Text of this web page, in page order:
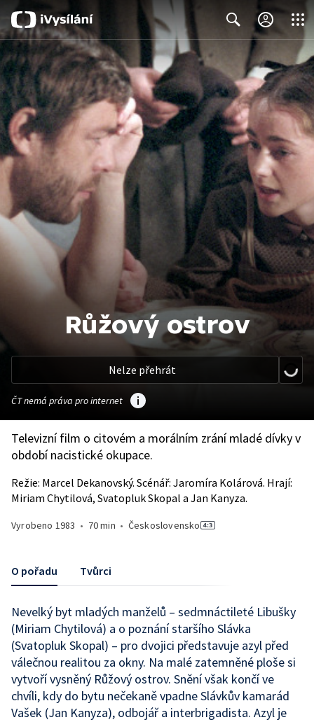
Close
Růžový ostrov
Nelze přehrát
ČT nemá práva pro internet
Televizní film o citovém a morálním zrání mladé dívky v
období nacistické okupace.
Režie: Marcel Dekanovský. Scénář: Jaromíra Kolárová. Hrají:
Miriam Chytilová, Svatopluk Skopal a Jan Kanyza.
Vyrobeno 1983 • 70 min • Československo
O pořadu Tvůrci
Nevelký byt mladých manželů – sedmnáctileté Libušky
(Miriam Chytilová) a o poznání staršího Slávka
(Svatopluk Skopal) – pro dvojici představuje azyl před
válečnou realitou za okny. Na malé zatemněné ploše si
vytvoří vysněný Růžový ostrov. Snění však končí ve
chvíli, kdy do bytu nečekaně vpadne Slávkův kamarád
Vašek (Jan Kanyza), odbojář a interbrigadista. Azyl je